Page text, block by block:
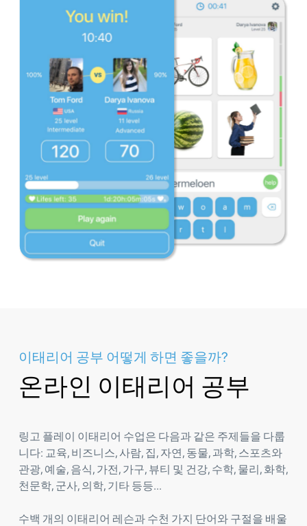
이태리어 공부 어떻게 하면 좋을까?
온라인 이태리어 공부
링고 플레이 이태리어 수업은 다음과 같은 주제들을 다룹
니다: 교육, 비즈니스, 사람, 집, 자연, 동물, 과학, 스포츠와
관광, 예술, 음식, 가전, 가구, 뷰티 및 건강, 수학, 물리, 화학,
천문학, 군사, 의학, 기타 등등...
수백 개의 이태리어 레슨과 수천 가지 단어와 구절을 배울